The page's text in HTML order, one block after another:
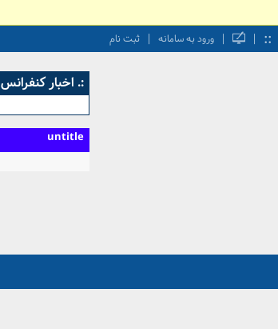
::
|
| ورود به سامانه | ثبت نام
:. اخبار کنفرانس
untitle